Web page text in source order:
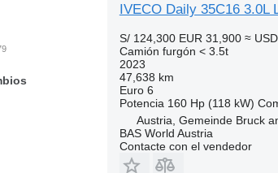
IVECO Daily 35C16 3.0L
S/ 124,300 EUR 31,900 ≈
Camión furgón < 3.5t
2023
47,638 km
Euro 6
Potencia 160 Hp (118 kW)
Austria, Gemeinde Bruck
BAS World Austria
Contacte con el vendedor